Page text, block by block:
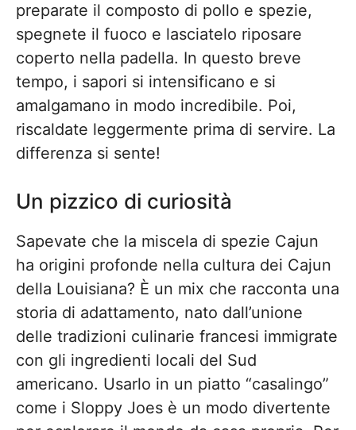
preparate il composto di pollo e spezie,
spegnete il fuoco e lasciatelo riposare
coperto nella padella. In questo breve
tempo, i sapori si intensificano e si
amalgamano in modo incredibile. Poi,
riscaldate leggermente prima di servire. La
differenza si sente!
Un pizzico di curiosità
Sapevate che la miscela di spezie Cajun
ha origini profonde nella cultura dei Cajun
della Louisiana? È un mix che racconta una
storia di adattamento, nato dall’unione
delle tradizioni culinarie francesi immigrate
con gli ingredienti locali del Sud
americano. Usarlo in un piatto “casalingo”
come i Sloppy Joes è un modo divertente